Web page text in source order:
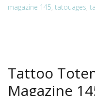
magazine 145, tatouages,
Tattoo
Magazine